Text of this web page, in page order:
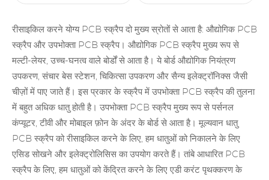
रीसाइकिल करने योग्य PCB स्क्रैप दो मुख्य स्रोतों से आता है: औद्योगिक PCB
स्क्रैप और उपभोक्ता PCB स्क्रैप। औद्योगिक PCB स्क्रैप मुख्य रूप से
मल्टी-लेयर, उच्च-घनत्व वाले बोर्डों से आता है। ये बोर्ड औद्योगिक नियंत्रण
उपकरण, संचार बेस स्टेशन, चिकित्सा उपकरण और सैन्य इलेक्ट्रॉनिक्स जैसी
चीज़ों में पाए जाते हैं। इस प्रकार के स्क्रैप में उपभोक्ता PCB स्क्रैप की तुलना
में बहुत अधिक धातु होती है। उपभोक्ता PCB स्क्रैप मुख्य रूप से पर्सनल
कंप्यूटर, टीवी और मोबाइल फ़ोन के अंदर के बोर्ड से आता है। मूल्यवान धातु
PCB स्क्रैप को रीसाइकिल करने के लिए, हम धातुओं को निकालने के लिए
एसिड सोखने और इलेक्ट्रोलिसिस का उपयोग करते हैं। तांबे आधारित PCB
स्क्रैप के लिए, हम धातुओं को केंद्रित करने के लिए एडी करंट पृथक्करण के